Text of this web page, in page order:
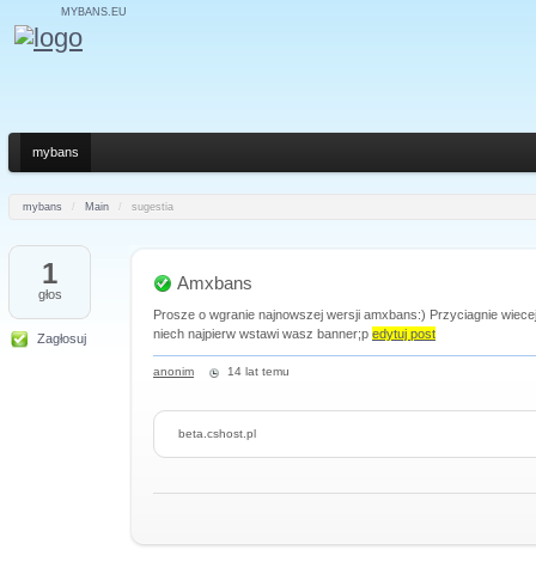
MYBANS.EU
mybans
mybans / Main / sugestia
1
głos
Zagłosuj
Amxbans
Prosze o wgranie najnowszej wersji amxbans:) Przyciagnie
niech najpierw wstawi wasz banner;p edytuj post
anonim 14 lat temu
beta.cshost.pl